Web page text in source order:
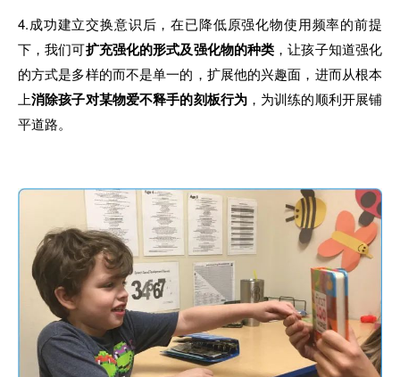
4.成功建立交换意识后 ，在已降低原强化物使用频率的前提
下 ，我们可扩充强化的形式及强化物的种类 ，让孩子知道强化
的方式是多样的而不是单一的， 扩展他的兴趣面 ， 进而从根本
上消除孩子对某物爱不释手的刻板行为 ， 为训练的顺利开展铺
平道路。